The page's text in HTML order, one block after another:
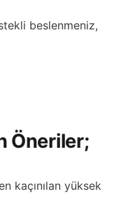
beslenmeniz,
Öneriler;
kaçınılan yüksek